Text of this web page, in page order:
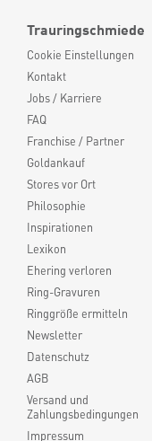
Trauringschmiede
Cookie Einstellungen
Kontakt
Jobs / Karriere
FAQ
Franchise / Partner
Goldankauf
Stores vor Ort
Philosophie
Inspirationen
Lexikon
Ehering verloren
Ring-Gravuren
Ringgröße ermitteln
Newsletter
Datenschutz
AGB
Versand und
Zahlungsbedingungen
Impressum